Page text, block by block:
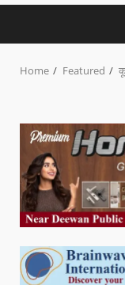
Home Featured